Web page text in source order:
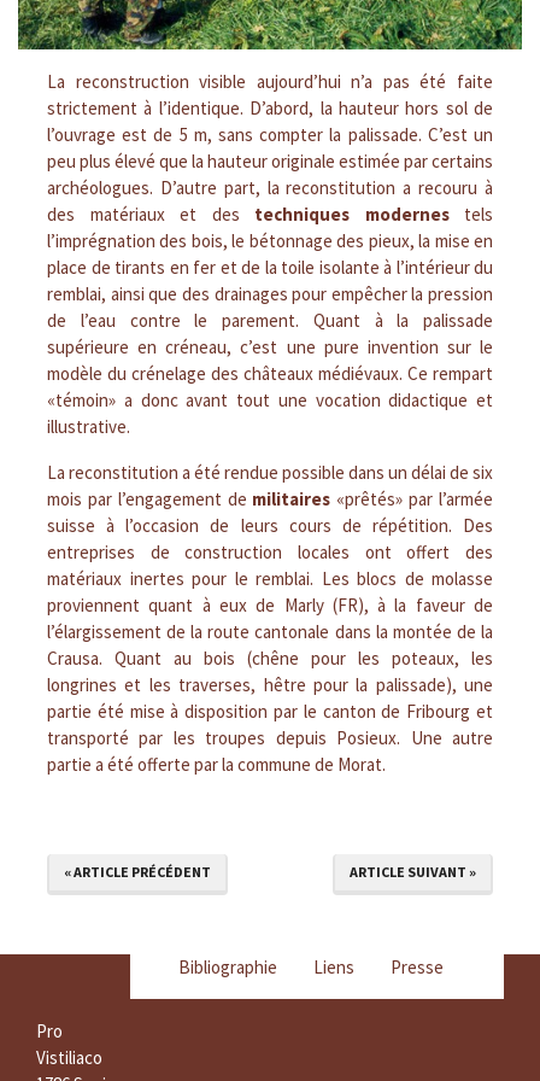
La reconstruction visible aujourd’hui n’a pas été faite
strictement à l’identique. D’abord, la hauteur hors sol de
l’ouvrage est de 5 m, sans compter la palissade. C’est un
peu plus élevé que la hauteur originale estimée par certains
archéologues. D’autre part, la reconstitution a recouru à
des matériaux et des techniques modernestels
l’imprégnation des bois, le bétonnage des pieux, la mise en
place de tirants en fer et de la toile isolante à l’intérieur du
remblai, ainsi que des drainages pour empêcher la pression
de l’eau contre le parement. Quant à la palissade
supérieure en créneau, c’est une pure invention sur le
modèle du crénelage des châteaux médiévaux. Ce rempart
«témoin» a donc avant tout une vocation didactique et
illustrative.
La reconstitution a été rendue possible dans un délai de six
mois par l’engagement de militaires «prêtés» par l’armée
suisse à l’occasion de leurs cours de répétition. Des
entreprises de construction locales ont offert des
matériaux inertes pour le remblai. Les blocs de molasse
proviennent quant à eux de Marly (FR), à la faveur de
l’élargissement de la route cantonale dans la montée de la
Crausa. Quant au bois (chêne pour les poteaux, les
longrines et les traverses, hêtre pour la palissade), une
partie été mise à disposition par le canton de Fribourg et
transporté par les troupes depuis Posieux. Une autre
partie a été offerte par la commune de Morat.
« ARTICLE PRÉCÉDENT ARTICLE SUIVANT »
Bibliographie Liens Presse
Pro
Vistiliaco